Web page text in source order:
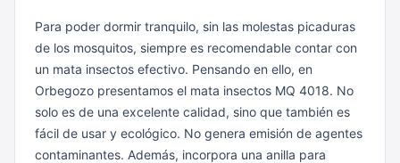
Para poder dormir tranquilo, sin las molestas picaduras
de los mosquitos, siempre es recomendable contar con
un mata insectos efectivo. Pensando en ello, en
Orbegozo presentamos el mata insectos MQ 4018. No
solo es de una excelente calidad, sino que también es
fácil de usar y ecológico. No genera emisión de agentes
contaminantes. Además, incorpora una anilla para